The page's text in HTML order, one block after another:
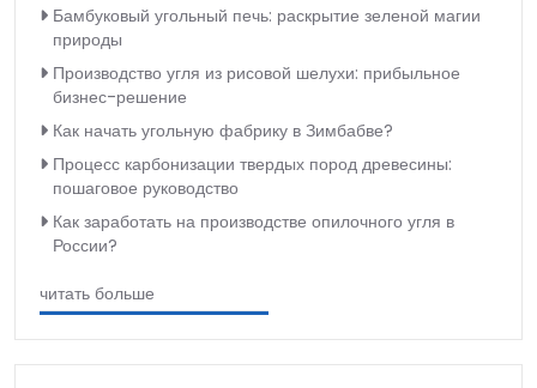
Бамбуковый угольный печь: раскрытие зеленой магии
природы
Производство угля из рисовой шелухи: прибыльное
бизнес-решение
Как начать угольную фабрику в Зимбабве?
Процесс карбонизации твердых пород древесины:
пошаговое руководство
Как заработать на производстве опилочного угля в
России?
читать больше